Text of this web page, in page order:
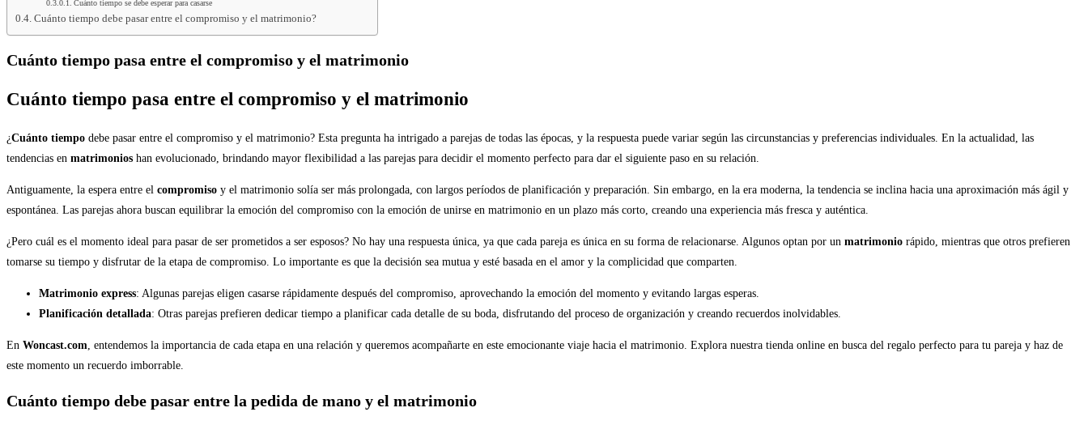
Cuánto tiempo se debe esperar para casarse
Cuánto tiempo debe pasar entre el compromiso y el matrimonio?
Cuánto tiempo pasa entre el compromiso y el matrimonio
Cuánto tiempo pasa entre el compromiso y el matrimonio
¿Cuánto tiempo debe pasar entre el compromiso y el matrimonio? Esta pregunta ha intrigado a parejas de todas las épocas, y la respuesta puede variar según las circunstancias y preferencias individuales. En la actualidad, las
tendencias en matrimonios han evolucionado, brindando mayor flexibilidad a las parejas para decidir el momento perfecto para dar el siguiente paso en su relación.
Antiguamente, la espera entre el compromiso y el matrimonio solía ser más prolongada, con largos períodos de planificación y preparación. Sin embargo, en la era moderna, la tendencia se inclina hacia una aproximación más ágil y
espontánea. Las parejas ahora buscan equilibrar la emoción del compromiso con la emoción de unirse en matrimonio en un plazo más corto, creando una experiencia más fresca y auténtica.
¿Pero cuál es el momento ideal para pasar de ser prometidos a ser esposos? No hay una respuesta única, ya que cada pareja es única en su forma de relacionarse. Algunos optan por un matrimonio rápido, mientras que otros prefieren
tomarse su tiempo y disfrutar de la etapa de compromiso. Lo importante es que la decisión sea mutua y esté basada en el amor y la complicidad que comparten.
Matrimonio express: Algunas parejas eligen casarse rápidamente después del compromiso, aprovechando la emoción del momento y evitando largas esperas.
Planificación detallada: Otras parejas prefieren dedicar tiempo a planificar cada detalle de su boda, disfrutando del proceso de organización y creando recuerdos inolvidables.
En Woncast.com, entendemos la importancia de cada etapa en una relación y queremos acompañarte en este emocionante viaje hacia el matrimonio. Explora nuestra tienda online en busca del regalo perfecto para tu pareja y haz de
este momento un recuerdo imborrable.
Cuánto tiempo debe pasar entre la pedida de mano y el matrimonio